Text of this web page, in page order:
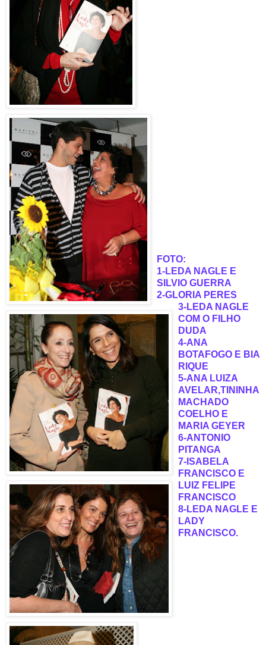
FOTO:
1-LEDA NAGLE E
SILVIO GUERRA
2-GLORIA PERES
3-LEDA NAGLE
COM O FILHO
DUDA
4-ANA
BOTAFOGO E BIA
RIQUE
5-ANA LUIZA
AVELAR,TININHA
MACHADO
COELHO E
MARIA GEYER
6-ANTONIO
PITANGA
7-ISABELA
FRANCISCO E
LUIZ FELIPE
FRANCISCO
8-LEDA NAGLE E
LADY
FRANCISCO.